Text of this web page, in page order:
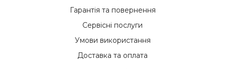
Гарантія та повернення
Сервісні послуги
Умови використання
Доставка та оплата